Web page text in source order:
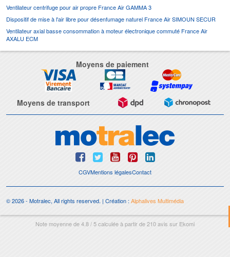
Ventilateur centrifuge pour air propre France Air GAMMA 3
Dispositif de mise à l'air libre pour désenfumage naturel France Air SIMOUN SECUR
Ventilateur axial basse consommation à moteur électronique commuté France Air
AXALU ECM
Moyens de paiement
Moyens de transport
CGVMentions légalesContact
© 2026 - Motralec, All rights reserved. | Création :Alphalives Multimédia
Note moyenne de4.8/5calculée à partir de210avis sur Ekomi